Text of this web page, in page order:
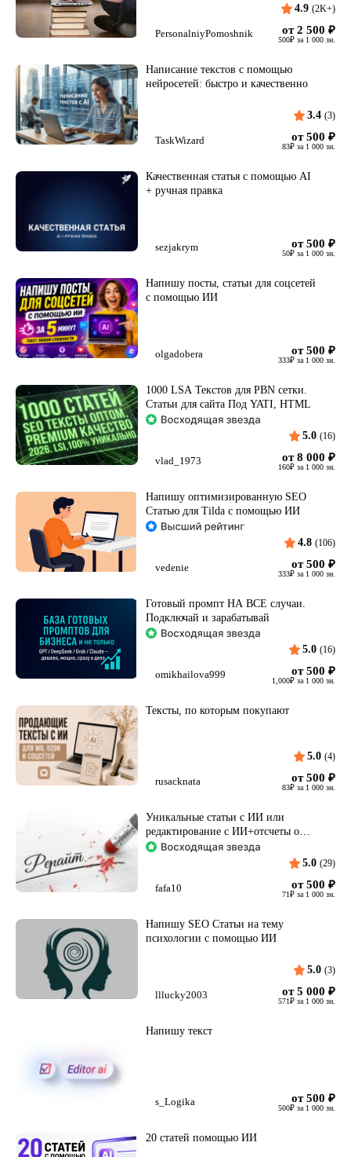
4.9 (2K+)
PersonalniyPomoshnik от 2 500 ₽
500₽ за 1 000 зн.
Написание текстов с помощью
нейросетей: быстро и качественно
3.4 (3)
TaskWizard от 500 ₽
83₽ за 1 000 зн.
Качественная статья с помощью AI
+ ручная правка
sezjakrym от 500 ₽
50₽ за 1 000 зн.
Напишу посты, статьи для соцсетей
с помощью ИИ
olgadobera от 500 ₽
333₽ за 1 000 зн.
1000 LSA Текстов для PBN сетки.
Статьи для сайта Под YATI, HTML
5.0 (16)
vlad_1973 от 8 000 ₽
160₽ за 1 000 зн.
Напишу оптимизированную SEO
Статью для Tilda с помощью ИИ
4.8 (106)
vedenie от 500 ₽
333₽ за 1 000 зн.
Готовый промпт НА ВСЕ случаи.
Подключай и зарабатывай
5.0 (16)
omikhailova999 от 500 ₽
1,000₽ за 1 000 зн.
Тексты, по которым покупают
5.0 (4)
rusacknata от 500 ₽
83₽ за 1 000 зн.
Уникальные статьи с ИИ или
редактирование с ИИ+отсчеты о
качестве
5.0 (29)
fafa10 от 500 ₽
71₽ за 1 000 зн.
Напишу SEO Статьи на тему
психологии с помощью ИИ
5.0 (3)
lllucky2003 от 5 000 ₽
571₽ за 1 000 зн.
Напишу текст
s_Logika от 500 ₽
500₽ за 1 000 зн.
20 статей помощью ИИ